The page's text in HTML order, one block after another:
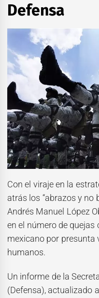
Defensa
Con el viraje en la
atrás los “abrazos y no
Andrés Manuel López
en el número de
mexicano por presunta
humanos.
Un informe de la
(Defensa), actualizado